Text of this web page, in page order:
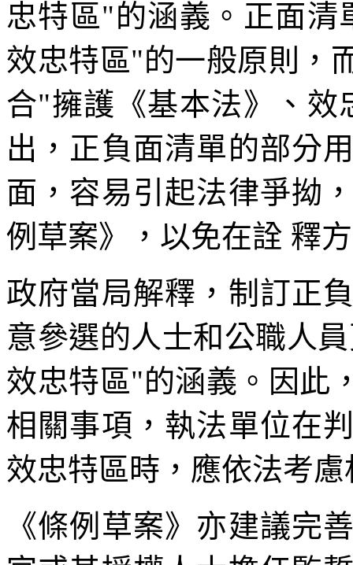
忠特區"的涵義。正面
效忠特區"的一般原則，
合"擁護《基本法》、效
出，正負面清單的部分
面，容易引起法律爭拗
例草案》，以免在詮 釋
政府當局解釋，制訂正
意參選的人士和公職人
效忠特區"的涵義。因此
相關事項，執法單位在
效忠特區時，應依法考
《條例草案》亦建議完